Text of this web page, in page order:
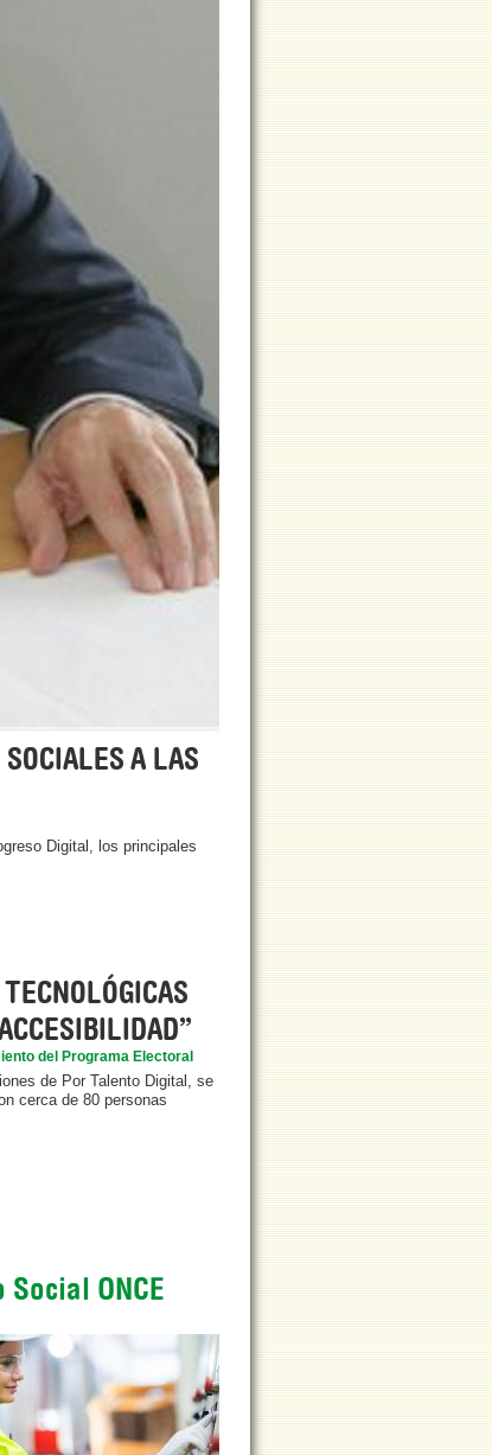
A LAS
Digital, los principales
del Programa Electoral
de Por Talento Digital, se
cerca de 80 personas
Social ONCE